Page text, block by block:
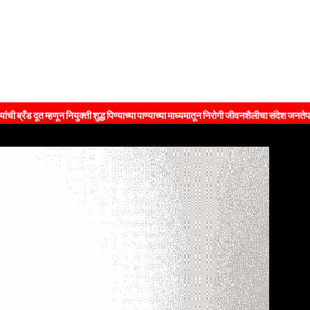
नियुक्ती शुद्ध पिण्याच्या पाण्याच्या माध्यमातून निरोगी जीवनशैलीचा संदेश जनतेपर्यंत